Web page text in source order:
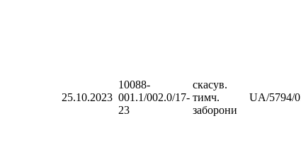
25.10.2023
10088-
001.1/002.0/17-
23
скасув.
тимч.
заборони
UA/5794/